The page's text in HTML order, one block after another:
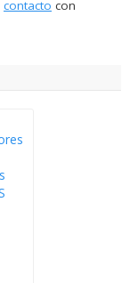
contacto con